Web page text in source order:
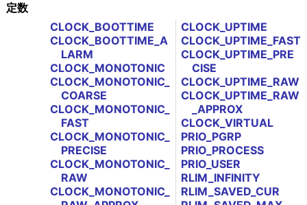
定数
CLOCK_BOOTTIME
CLOCK_BOOTTIME_A
LARM
CLOCK_MONOTONIC
CLOCK_MONOTONIC_
COARSE
CLOCK_MONOTONIC_
FAST
CLOCK_MONOTONIC_
PRECISE
CLOCK_MONOTONIC_
RAW
CLOCK_MONOTONIC_
CLOCK_UPTIME
CLOCK_UPTIME_FAST
CLOCK_UPTIME_PRE
CISE
CLOCK_UPTIME_RAW
CLOCK_UPTIME_RAW
_APPROX
CLOCK_VIRTUAL
PRIO_PGRP
PRIO_PROCESS
PRIO_USER
RLIM_INFINITY
RLIM_SAVED_CUR